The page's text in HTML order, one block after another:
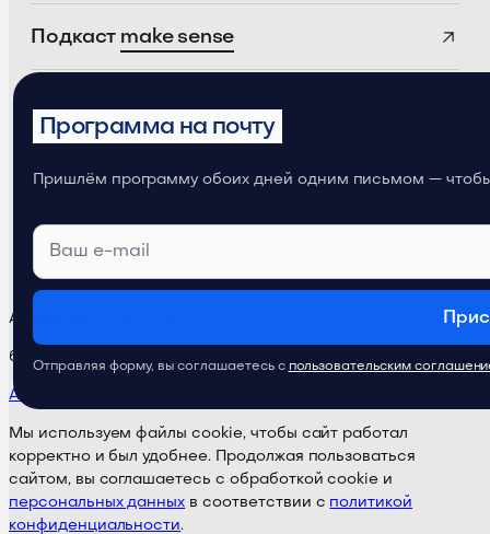
Подкаст make sense
Телеграм-канал
Продуктовое
Академия ProductSense
бета-версия · Поддержка:
Академия
Мы используем файлы cookie, чтобы сайт работал
корректно и был удобнее. Продолжая пользоваться
сайтом, вы соглашаетесь с обработкой cookie и
персональных данных в соответствии с политикой
конфиденциальности.
Программа на почту
Пришлём программу обоих дней одним письмом —
Отправляя форму, вы соглашаетесь с пользовательским